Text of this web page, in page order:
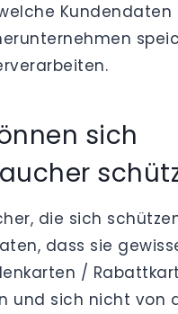
Kundendaten
sich
die sich
dass sie
/
und sich nicht von